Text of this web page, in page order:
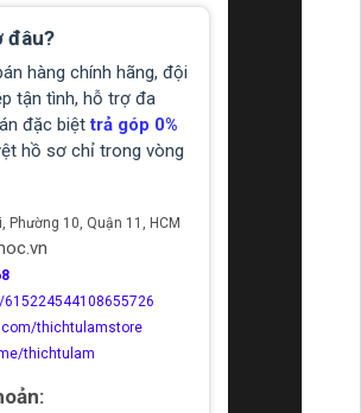
đâu?
hàng chính hãng, đội
tận tình, hỗ trợ đa
đặc biệttrả góp 0%
hồ sơ chỉ trong vòng
Phường 10, Quận 11, HCM
thichtulamstore
thichtulam